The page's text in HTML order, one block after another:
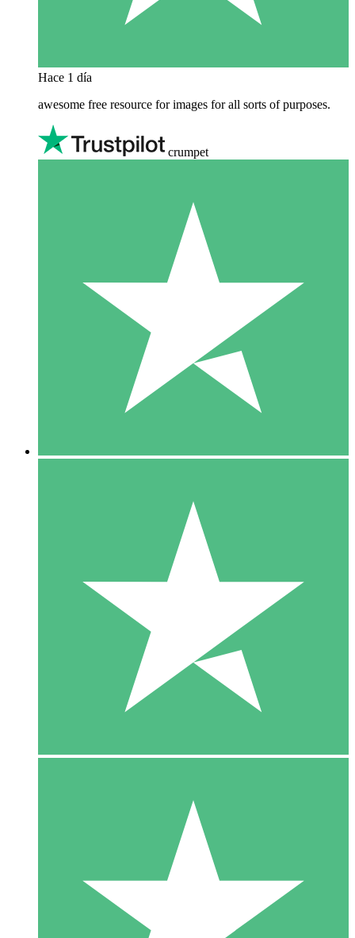
Hace 1 día
awesome free resource for images for all sorts of purposes.
crumpet